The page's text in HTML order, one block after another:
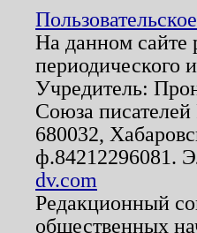
На данном сайте
периодического
Учредитель:
Союза
680032,
ф.84212296081.
dv.com
Редакционный
общественных